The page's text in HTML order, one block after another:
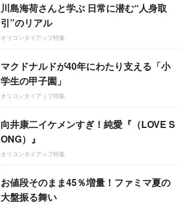
川島海荷さんと学ぶ 日常に潜む“人身取
引”のリアル
オリコンタイアップ特集
マクドナルドが40年にわたり支える「小
学生の甲子園」
オリコンタイアップ特集
向井康二イケメンすぎ！純愛『（LOVE S
ONG）』
オリコンタイアップ特集
お値段そのまま45％増量！ファミマ夏の
大盤振る舞い